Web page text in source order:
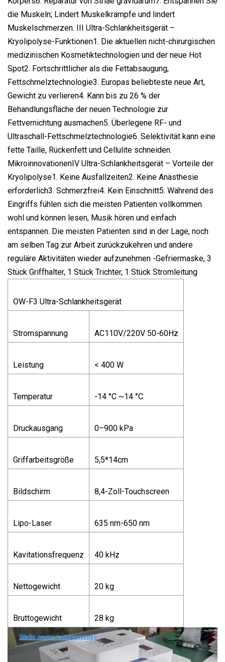
die Muskeln; Lindert Muskelkrämpfe und lindert
Muskelschmerzen. III Ultra-Schlankheitsgerät –
Kryolipolyse-Funktionen1. Die aktuellen nicht-chirurgischen
medizinischen Kosmetiktechnologien und der neue Hot
Spot2. Fortschrittlicher als die Fettabsaugung,
Fettschmelztechnologie3. Europas beliebteste neue Art,
Gewicht zu verlieren4. Kann bis zu 26 % der
Behandlungsfläche der neuen Technologie zur
Fettvernichtung ausmachen5. Überlegene RF- und
Ultraschall-Fettschmelztechnologie6. Selektivität kann eine
fette Taille, Rückenfett und Cellulite schneiden.
MikroinnovationenIV Ultra-Schlankheitsgerät – Vorteile der
Kryolipolyse1. Keine Ausfallzeiten2. Keine Anästhesie
erforderlich3. Schmerzfrei4. Kein Einschnitt5. Während des
Eingriffs fühlen sich die meisten Patienten vollkommen
wohl und können lesen, Musik hören und einfach
entspannen. Die meisten Patienten sind in der Lage, noch
am selben Tag zur Arbeit zurückzukehren und andere
reguläre Aktivitäten wieder aufzunehmen -Gefriermaske, 3
Stück Griffhalter, 1 Stück Trichter, 1 Stück Stromleitung
OW-F3 Ultra-Schlankheitsgerät
Stromspannung AC110V/220V 50-60Hz
Leistung < 400 W
Temperatur -14 °C ~14 °C
Druckausgang 0–900 kPa
Griffarbeitsgröße 5,5*14cm
Bildschirm 8,4-Zoll-Touchscreen
Lipo-Laser 635 nm-650 nm
Kavitationsfrequenz 40 kHz
Nettogewicht 20 kg
Bruttogewicht 28 kg